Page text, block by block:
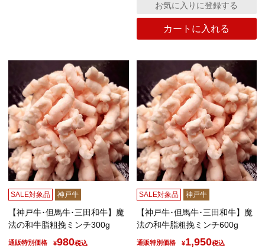
カートに入れる
お気に入りに登録する
SALE対象品 神戸牛
【神戸牛･但馬牛･三田和牛】魔
法の和牛脂粗挽ミンチ300g
通販特別価格 ¥980税込
SALE対象品 神戸牛
【神戸牛･但馬牛･三田和牛】魔
法の和牛脂粗挽ミンチ600g
通販特別価格 ¥1,950税込